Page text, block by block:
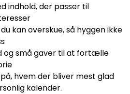
indhold, der passer til
kan overskue, så hyggen ikke
og små gaver til at fortælle
hvem der bliver mest glad
kalender.